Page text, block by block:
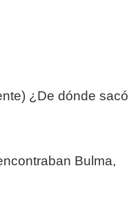
¿De dónde sacó
Bulma,